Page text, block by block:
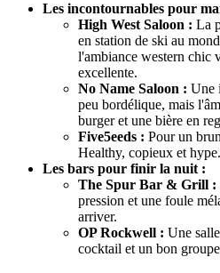
Les incontournables pour
High West Saloon : La
en station de ski au
l'ambiance western chic
excellente.
No Name Saloon : Une
peu bordélique, mais
burger et une bière en
Five5eeds : Pour un
Healthy, copieux et hype.
Les bars pour finir la nuit :
The Spur Bar & Grill :
pression et une foule
arriver.
OP Rockwell : Une
cocktail et un bon